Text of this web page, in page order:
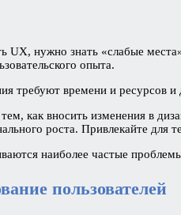
UX, нужно знать «слабые
опыта.
требуют времени и ресурсов
как вносить изменения в
роста. Привлекайте для
наиболее частые
пользователей